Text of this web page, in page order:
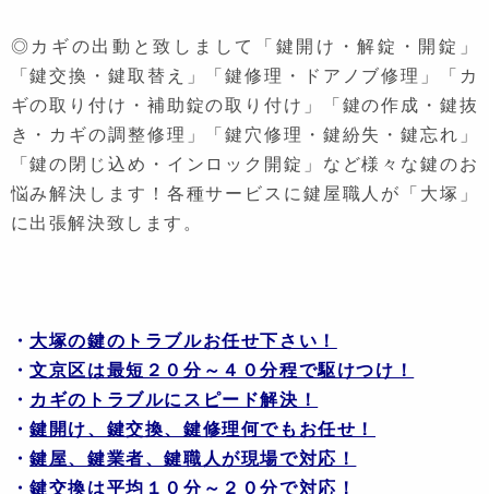
◎カギの出動と致しまして「鍵開け・解錠・開錠」
「鍵交換・鍵取替え」「鍵修理・ドアノブ修理」「カ
ギの取り付け・補助錠の取り付け」「鍵の作成・鍵抜
き・カギの調整修理」「鍵穴修理・鍵紛失・鍵忘れ」
「鍵の閉じ込め・インロック開錠」など様々な鍵のお
悩み解決します！各種サービスに鍵屋職人が「大塚」
に出張解決致します。
・ 大塚の鍵のトラブルお任せ下さい！
・文京区は最短２０分～４０分程で駆けつけ！
・ カギのトラブルにスピード解決！
・鍵開け、鍵交換、鍵修理何でもお任せ！
・鍵屋、鍵業者、鍵職人が現場で対応！
・鍵交換は平均１０分～２０分で対応！